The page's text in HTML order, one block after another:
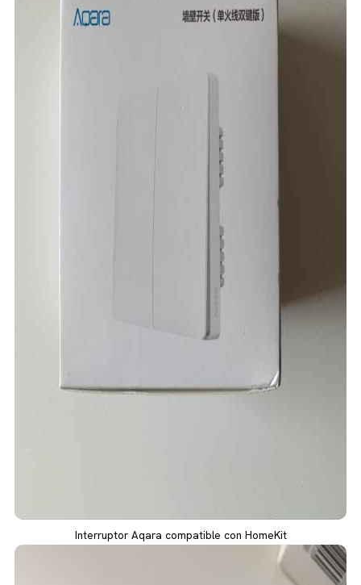
Interruptor Aqara compatible con HomeKit